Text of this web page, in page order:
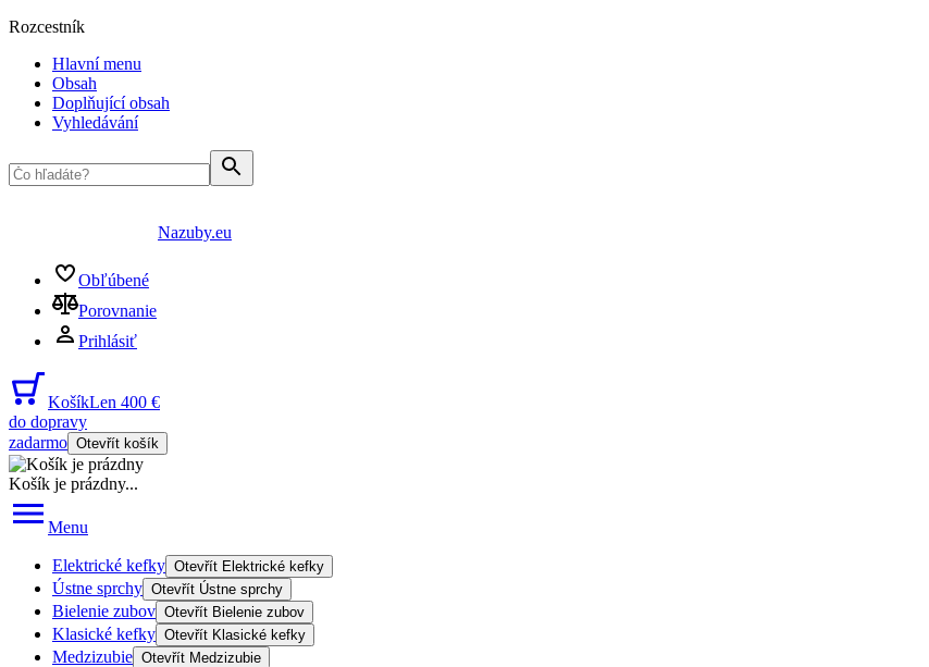
Rozcestník
Hlavní menu
Obsah
Doplňující obsah
Vyhledávání
Nazuby.eu
Obľúbené
Porovnanie
Prihlásiť
KošíkLen 400 €
do dopravy
zadarmo Otevřít košík
Košík je prázdny...
Menu
Elektrické kefky Otevřít Elektrické kefky
Ústne sprchy Otevřít Ústne sprchy
Bielenie zubov Otevřít Bielenie zubov
Klasické kefky Otevřít Klasické kefky
Medzizubie Otevřít Medzizubie